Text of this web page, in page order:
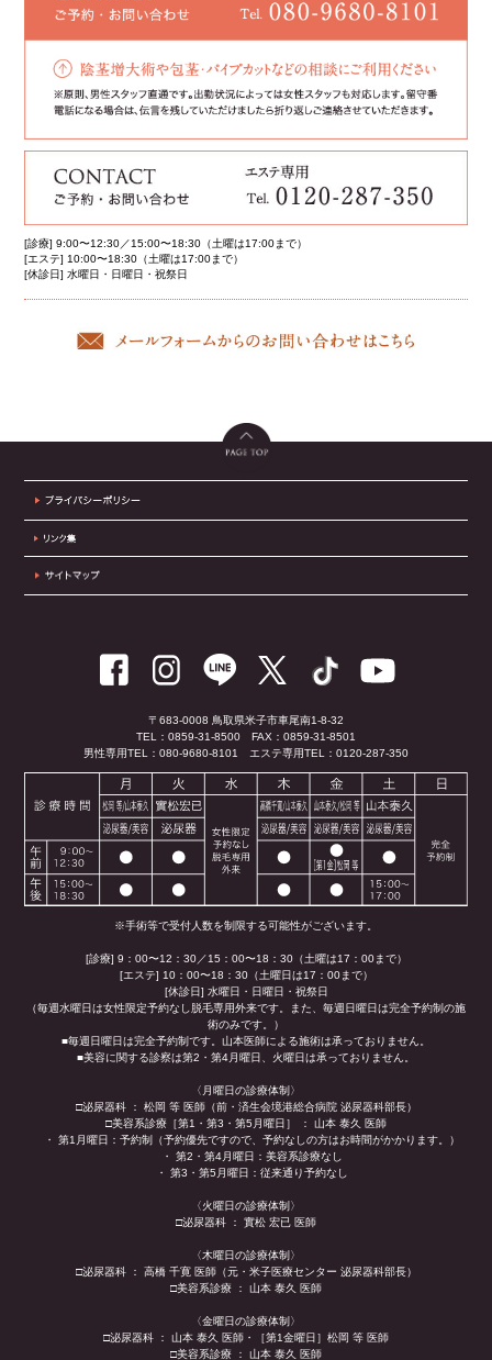
[診療] 9:00〜12:30／15:00〜18:30（土曜は17:00まで）
[エステ] 10:00〜18:30（土曜は17:00まで）
[休診日] 水曜日・日曜日・祝祭日
〒683-0008 鳥取県米子市車尾南1-8-32
TEL：0859-31-8500 FAX：0859-31-8501
男性専用TEL：080-9680-8101
エステ専用TEL：0120-287-350
※手術等で受付人数を制限する可能性がございます。
[診療] 9：00〜12：30／15：00〜18：30（土曜は17：00まで）
[エステ] 10：00〜18：30（土曜日は17：00まで）
[休診日] 水曜日・日曜日・祝祭日
（毎週水曜日は女性限定予約なし脱毛専用外来です。また、毎週日曜日は完全予約制の施
術のみです。）
■毎週日曜日は完全予約制です。山本医師による施術は承っておりません。
■美容に関する診察は第2・第4月曜日、火曜日は承っておりません。
〈月曜日の診療体制〉
□泌尿器科 ： 松岡 等 医師（前・済生会境港総合病院 泌尿器科部長）
□美容系診療［第1・第3・第5月曜日］ ： 山本 泰久 医師
・ 第1月曜日：予約制（予約優先ですので、予約なしの方はお時間がかかります。）
・ 第2・第4月曜日：美容系診療なし
・ 第3・第5月曜日：従来通り予約なし
〈火曜日の診療体制〉
□泌尿器科 ： 實松 宏已 医師
〈木曜日の診療体制〉
□泌尿器科 ： 高橋 千寛 医師（元・米子医療センター 泌尿器科部長）
□美容系診療 ： 山本 泰久 医師
〈金曜日の診療体制〉
□泌尿器科 ： 山本 泰久 医師・［第1金曜日］松岡 等 医師
□美容系診療 ： 山本 泰久 医師